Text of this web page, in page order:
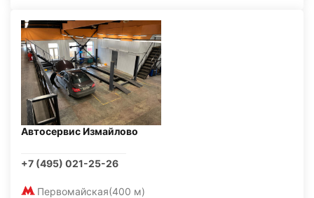
Автосервис Измайлово
+7 (495) 021-25-26
Первомайская(400 м)